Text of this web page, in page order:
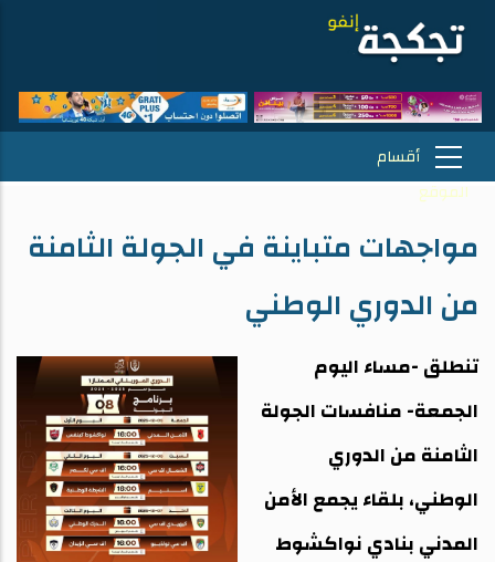
مواجهات متباينة في الجولة الثامنة
من الدوري الوطني
تنطلق -مساء اليوم
الجمعة- منافسات الجولة
الثامنة من الدوري
الوطني، بلقاء يجمع الأمن
المدني بنادي نواكشوط